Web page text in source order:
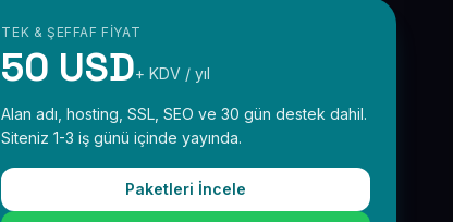
TEK & ŞEFFAF FIYAT
50 USD+ KDV / yıl
Alan adı, hosting, SSL, SEO ve 30 gün destek dahil.
Siteniz 1-3 iş günü içinde yayında.
Paketleri İncele